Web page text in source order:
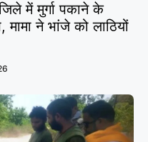
में मुर्गा पकाने के
ने भांजे को लाठियों